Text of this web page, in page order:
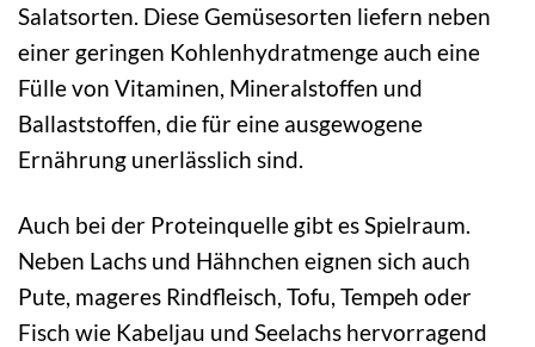
Salatsorten. Diese Gemüsesorten liefern neben
einer geringen Kohlenhydratmenge auch eine
Fülle von Vitaminen, Mineralstoffen und
Ballaststoffen, die für eine ausgewogene
Ernährung unerlässlich sind.
Auch bei der Proteinquelle gibt es Spielraum.
Neben Lachs und Hähnchen eignen sich auch
Pute, mageres Rindfleisch, Tofu, Tempeh oder
Fisch wie Kabeljau und Seelachs hervorragend